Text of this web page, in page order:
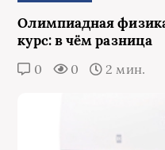
Олимпиадная
курс: в чём разница
0 0 2 мин.